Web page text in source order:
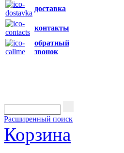
доставка
контакты
обратный
звонок
Расширенный поиск
Корзина